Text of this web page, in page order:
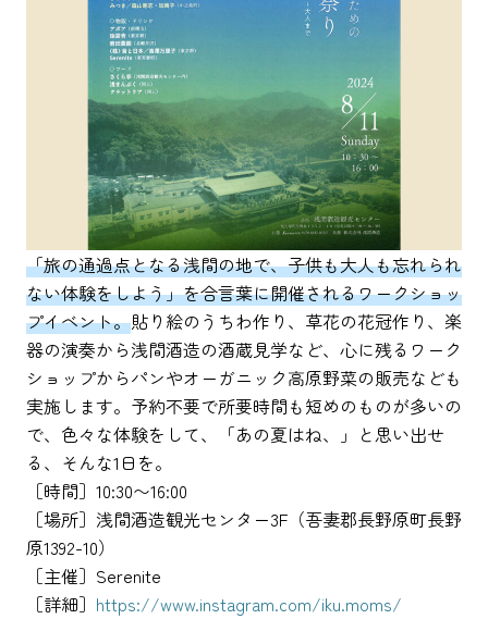
「旅の通過点となる浅間の地で、子供も大人も忘れられ
ない体験をしよう」を合言葉に開催されるワークショッ
プイベント。貼り絵のうちわ作り、草花の花冠作り、楽
器の演奏から浅間酒造の酒蔵見学など、心に残るワーク
ショップからパンやオーガニック高原野菜の販売なども
実施します。予約不要で所要時間も短めのものが多いの
で、色々な体験をして、「あの夏はね、」と思い出せ
る、そんな1日を。
［時間］10:30〜16:00
［場所］浅間酒造観光センター3F（吾妻郡長野原町長野
原1392-10）
［主催］Serenite
［詳細］ https://www.instagram.com/iku.moms/